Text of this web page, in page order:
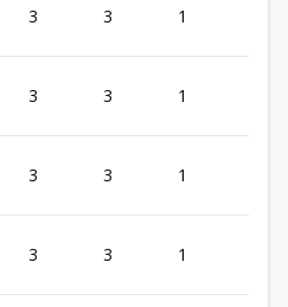
3 3 1
3 3 1
3 3 1
3 3 1